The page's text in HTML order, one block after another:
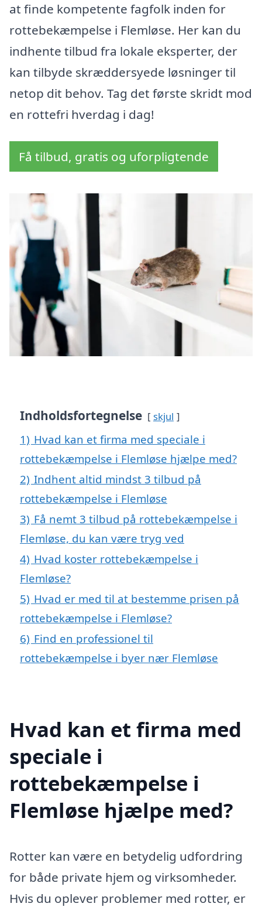
at finde kompetente fagfolk inden for
rottebekæmpelse i Flemløse. Her kan du
indhente tilbud fra lokale eksperter, der
kan tilbyde skræddersyede løsninger til
netop dit behov. Tag det første skridt mod
en rottefri hverdag i dag!
Få tilbud, gratis og uforpligtende
Indholdsfortegnelse skjul
1) Hvad kan et firma med speciale i
rottebekæmpelse i Flemløse hjælpe med?
2) Indhent altid mindst 3 tilbud på
rottebekæmpelse i Flemløse
3) Få nemt 3 tilbud på rottebekæmpelse i
Flemløse, du kan være tryg ved
4) Hvad koster rottebekæmpelse i
Flemløse?
5) Hvad er med til at bestemme prisen på
rottebekæmpelse i Flemløse?
6) Find en professionel til
rottebekæmpelse i byer nær Flemløse
Hvad kan et firma med
speciale i
rottebekæmpelse i
Flemløse hjælpe med?
Rotter kan være en betydelig udfordring
for både private hjem og virksomheder.
Hvis du oplever problemer med rotter, er